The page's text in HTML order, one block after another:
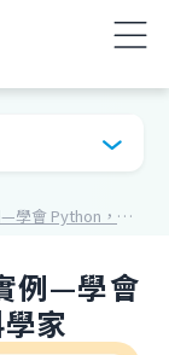
Python 5 大用途與應用實例—學會 Python，成為未來數據科學家
例—學會
家